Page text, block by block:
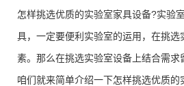
怎样挑选优质的实验室家具设备?实验
具，一定要便利实验室的运用，在挑选
素。那么在挑选实验室设备上结合需求
咱们就来简单介绍一下怎样挑选优质